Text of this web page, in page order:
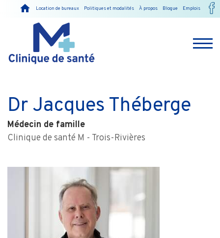
Location de bureaux Politiques et modalités À propos Blogue Emplois
Dr Jacques Théberge
Médecin de famille
Clinique de santé M - Trois-Rivières